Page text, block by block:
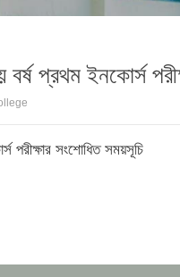
প্রথম ইনকোর্স
পরীক্ষার সংশোধিত সময়সূচি